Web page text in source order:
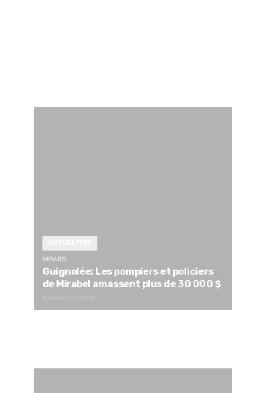
MIRABEL
Guignolée: Les pompiers et policiers
de Mirabel amassent plus de 30 000 $